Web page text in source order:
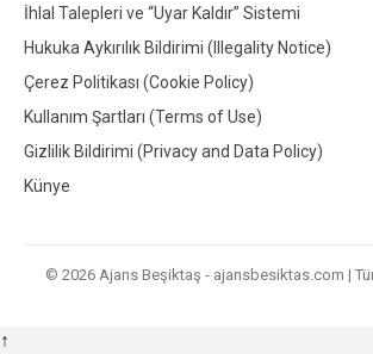
İhlal Talepleri ve “Uyar Kaldır” Sistemi
Hukuka Aykırılık Bildirimi (Illegality Notice)
Çerez Politikası (Cookie Policy)
Kullanım Şartları (Terms of Use)
Gizlilik Bildirimi (Privacy and Data Policy)
Künye
© 2026 Ajans Beşiktaş - ajansbesiktas.com |
↑